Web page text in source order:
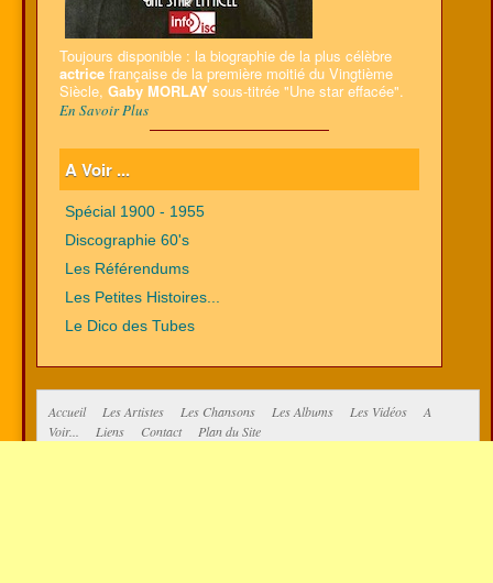
Toujours disponible : la biographie de la plus célèbre
actrice française de la première moitié du Vingtième
Siècle, Gaby MORLAY sous-titrée "Une star effacée".
En Savoir Plus
A Voir ...
Spécial 1900 - 1955
Discographie 60's
Les Référendums
Les Petites Histoires...
Le Dico des Tubes
Accueil Les Artistes Les Chansons Les Albums Les Vidéos
A
Voir...
Liens Contact Plan du Site